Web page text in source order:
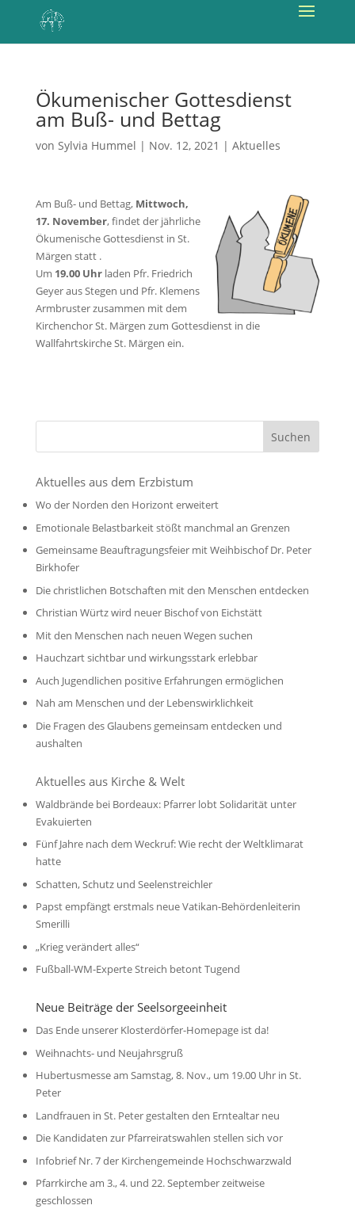
Ökumenischer Gottesdienst
am Buß- und Bettag
von Sylvia Hummel | Nov. 12, 2021 | Aktuelles
Am Buß- und Bettag, Mittwoch,
17. November, findet der jährliche
Ökumenische Gottesdienst in St.
Märgen statt .
Um 19.00 Uhr laden Pfr. Friedrich
Geyer aus Stegen und Pfr. Klemens
Armbruster zusammen mit dem
Kirchenchor St. Märgen zum Gottesdienst in die
Wallfahrtskirche St. Märgen ein.
Aktuelles aus dem Erzbistum
Wo der Norden den Horizont erweitert
Emotionale Belastbarkeit stößt manchmal an Grenzen
Gemeinsame Beauftragungsfeier mit Weihbischof Dr. Peter
Birkhofer
Die christlichen Botschaften mit den Menschen entdecken
Christian Würtz wird neuer Bischof von Eichstätt
Mit den Menschen nach neuen Wegen suchen
Hauchzart sichtbar und wirkungsstark erlebbar
Auch Jugendlichen positive Erfahrungen ermöglichen
Nah am Menschen und der Lebenswirklichkeit
Die Fragen des Glaubens gemeinsam entdecken und
aushalten
Aktuelles aus Kirche & Welt
Waldbrände bei Bordeaux: Pfarrer lobt Solidarität unter
Evakuierten
Fünf Jahre nach dem Weckruf: Wie recht der Weltklimarat
hatte
Schatten, Schutz und Seelenstreichler
Papst empfängt erstmals neue Vatikan-Behördenleiterin
Smerilli
„Krieg verändert alles“
Fußball-WM-Experte Streich betont Tugend
Neue Beiträge der Seelsorgeeinheit
Das Ende unserer Klosterdörfer-Homepage ist da!
Weihnachts- und Neujahrsgruß
Hubertusmesse am Samstag, 8. Nov., um 19.00 Uhr in St.
Peter
Landfrauen in St. Peter gestalten den Erntealtar neu
Die Kandidaten zur Pfarreiratswahlen stellen sich vor
Infobrief Nr. 7 der Kirchengemeinde Hochschwarzwald
Pfarrkirche am 3., 4. und 22. September zeitweise
geschlossen